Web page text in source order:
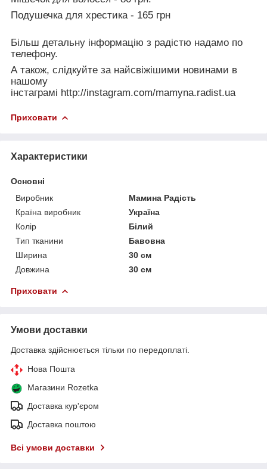
Подушечка для хрестика - 165 грн
Більш детальну інформацію з радістю надамо по
телефону.
А також, слідкуйте за найсвіжішими новинами в
нашому
інстаграмі http://instagram.com/mamyna.radist.ua
Приховати
Характеристики
Основні
Виробник
Мамина Радість
Країна виробник
Україна
Колір
Білий
Тип тканини
Бавовна
Ширина
30 см
Довжина
30 см
Приховати
Умови доставки
Доставка здійснюється тільки по передоплаті.
Нова Пошта
Магазини Rozetka
Доставка кур'єром
Доставка поштою
Всі умови доставки